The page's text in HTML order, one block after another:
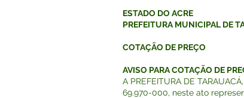
ESTADO DO ACRE
PREFEITURA MUNICIPAL DE
COTAÇÃO DE PREÇO
AVISO PARA COTAÇÃO DE
A PREFEITURA DE
69.970-000, neste ato